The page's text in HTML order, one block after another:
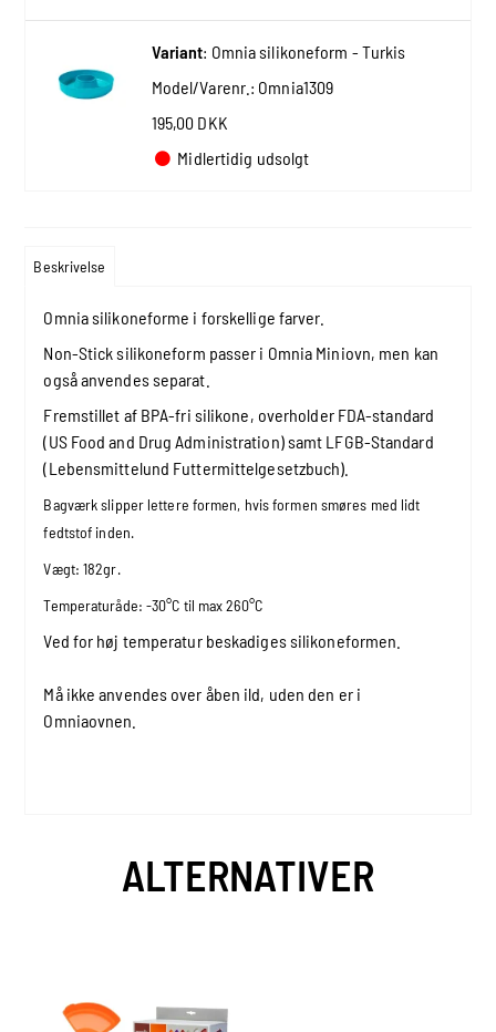
Variant: Omnia silikoneform - Turkis
Model/Varenr.: Omnia1309
195,00 DKK
Midlertidig udsolgt
Beskrivelse
Omnia silikoneforme i forskellige farver.
Non-Stick silikoneform passer i Omnia Miniovn, men kan
også anvendes separat.
Fremstillet af BPA-fri silikone, overholder FDA-standard
(US Food and Drug Administration) samt LFGB-Standard
(Lebensmittelund Futtermittelgesetzbuch).
Bagværk slipper lettere formen, hvis formen smøres med lidt
fedtstof inden.
Vægt: 182gr.
Temperaturåde: -30°C til max 260°C
Ved for høj temperatur beskadiges silikoneformen.
Må ikke anvendes over åben ild, uden den er i
Omniaovnen.
ALTERNATIVER